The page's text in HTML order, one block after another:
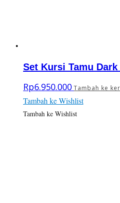
Set Kursi Tamu
Rp6.950.000 Tambah ke
Tambah ke Wishlist
Tambah ke Wishlist